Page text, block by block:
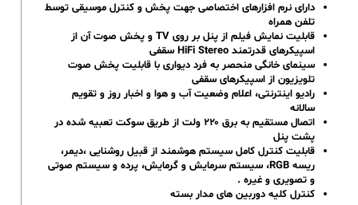
دارای نرم افزارهای اختصاصی جهت پخش و کنترل موسیقی توسط
تلفن همراه
قابلیت نمایش فیلم از پنل بر روی TV و پخش صوت آن از
اسپیکرهای قدرتمند HiFi Stereo سقفی
سینمای خانگی منحصر به فرد دیواری با قابلیت پخش صوت
تلویزیون از اسپیکرهای سقفی
رادیو اینترنتی، اعلام وضعیت آب و هوا و اخبار روز و تقویم
سالانه
اتصال مستقیم به برق ۲۲۰ ولت از طریق سوکت تعبیه شده در
پشت پنل
قابلیت کنترل کامل سیستم هوشمند از قبیل روشنایی ،دیمر،
ریسه RGB، سیستم سرمایش و گرمایش، پرده و سیستم صوتی
و تصویری و غیره .
کنترل کلیه دوربین های مدار بسته